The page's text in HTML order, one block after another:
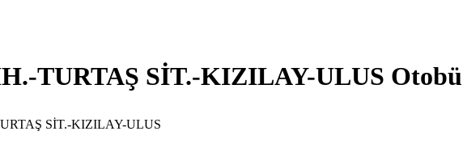
TURTAŞ SİT.-KIZILAY-ULUS
SİT.-KIZILAY-ULUS